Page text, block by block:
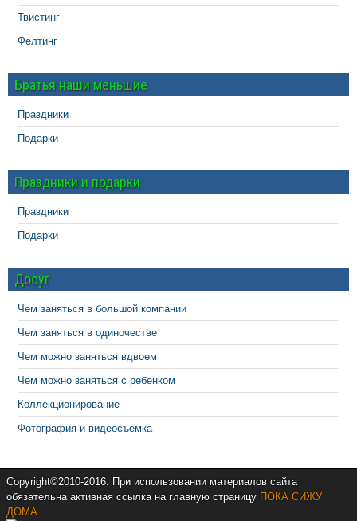
Твистинг
Фелтинг
Братья наши меньшие
Праздники
Подарки
Праздники и подарки
Праздники
Подарки
Досуг
Чем заняться в большой компании
Чем заняться в одиночестве
Чем можно заняться вдвоем
Чем можно заняться с ребенком
Коллекционирование
Фотография и видеосъемка
Copyright©2010-2016. При использовании материалов сайта
обязательна активная ссылка на главную страницу ПОКА СИЖУ
ДОМА